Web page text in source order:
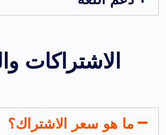
الاشتراكات
ما هو سعر الاشتراك؟